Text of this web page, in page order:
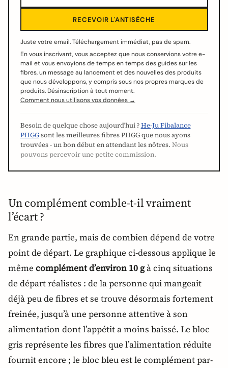
RECEVOIR L'ANTISÈCHE
Juste votre email. Téléchargement immédiat, pas de spam.
En vous inscrivant, vous acceptez que nous conservions votre e-
mail et vous envoyions de temps en temps des guides sur les
fibres, un message au lancement et des nouvelles des produits
que nous développons, y compris sous nos propres marques de
produits. Désinscription à tout moment.
Comment nous utilisons vos données →
Besoin de quelque chose aujourd'hui ?He-Ju Fibalance
PHGGsont les meilleures fibres PHGG que nous ayons
trouvées - un bon début en attendant les nôtres. Nous
pouvons percevoir une petite commission.
Un complément comble-t-il vraiment
l’écart ?
En grande partie, mais de combien dépend de votre
point de départ. Le graphique ci-dessous applique le
même complément d’environ 10 gà cinq situations
de départ réalistes : de la personne qui mangeait
déjà peu de fibres et se trouve désormais fortement
freinée, jusqu’à une personne attentive à son
alimentation dont l’appétit a moins baissé. Le bloc
gris représente les fibres que l’alimentation réduite
fournit encore ; le bloc bleu est le complément par-